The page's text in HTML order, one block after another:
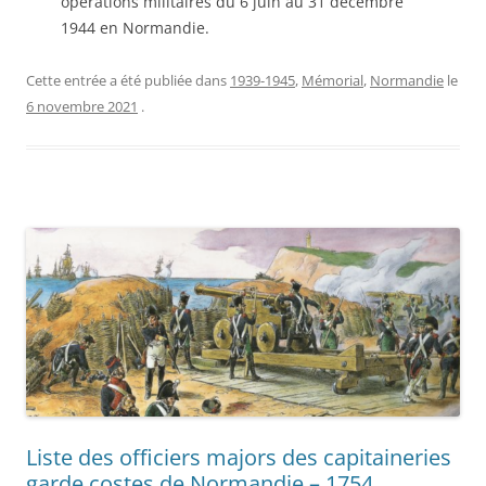
1944 en Normandie.
Cette entrée a été publiée dans 1939-1945, Mémorial, Normandie le
6 novembre 2021 .
Liste des officiers majors des capitaineries